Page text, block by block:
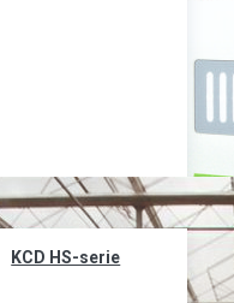
KCD HS-serie